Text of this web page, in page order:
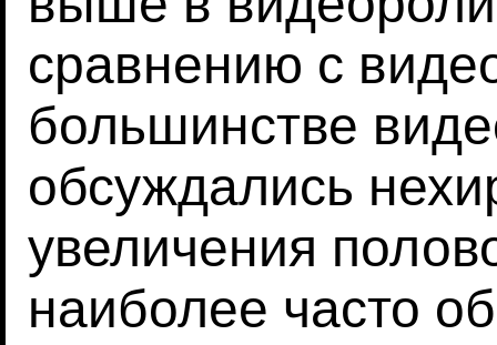
сравнению с
большинстве
обсуждались
увеличения
наиболее часто